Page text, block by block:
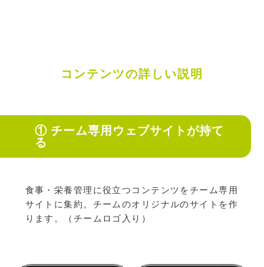
コンテンツの詳しい説明
① チーム専用ウェブサイトが持て
る
食事・栄養管理に役立つコンテンツをチーム専用
サイトに集約。 チームのオリジナルのサイトを作
ります。（チームロゴ入り）